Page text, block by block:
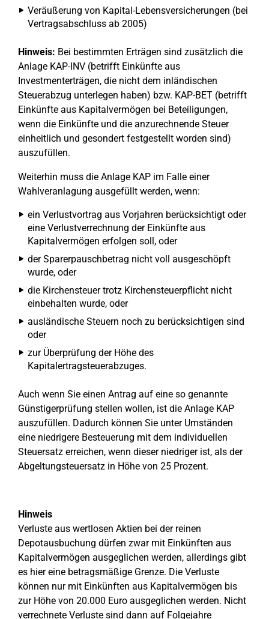
Veräußerung von Kapital-Lebensversicherungen (bei
Vertragsabschluss ab 2005)
Hinweis: Bei bestimmten Erträgen sind zusätzlich die
Anlage KAP-INV (betrifft Einkünfte aus
Investmenterträgen, die nicht dem inländischen
Steuerabzug unterlegen haben) bzw. KAP-BET (betrifft
Einkünfte aus Kapitalvermögen bei Beteiligungen,
wenn die Einkünfte und die anzurechnende Steuer
einheitlich und gesondert festgestellt worden sind)
auszufüllen.
Weiterhin muss die Anlage KAP im Falle einer
Wahlveranlagung ausgefüllt werden, wenn:
ein Verlustvortrag aus Vorjahren berücksichtigt oder
eine Verlustverrechnung der Einkünfte aus
Kapitalvermögen erfolgen soll, oder
der Sparerpauschbetrag nicht voll ausgeschöpft
wurde, oder
die Kirchensteuer trotz Kirchensteuerpflicht nicht
einbehalten wurde, oder
ausländische Steuern noch zu berücksichtigen sind
oder
zur Überprüfung der Höhe des
Kapitalertragsteuerabzuges.
Auch wenn Sie einen Antrag auf eine so genannte
Günstigerprüfung stellen wollen, ist die Anlage KAP
auszufüllen. Dadurch können Sie unter Umständen
eine niedrigere Besteuerung mit dem individuellen
Steuersatz erreichen, wenn dieser niedriger ist, als der
Abgeltungsteuersatz in Höhe von 25 Prozent.
Hinweis
Verluste aus wertlosen Aktien bei der reinen
Depotausbuchung dürfen zwar mit Einkünften aus
Kapitalvermögen ausgeglichen werden, allerdings gibt
es hier eine betragsmäßige Grenze. Die Verluste
können nur mit Einkünften aus Kapitalvermögen bis
zur Höhe von 20.000 Euro ausgeglichen werden. Nicht
verrechnete Verluste sind dann auf Folgejahre